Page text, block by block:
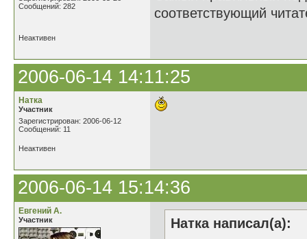
Сообщений: 282
соответствующий
Неактивен
2006-06-14 14:11:25
Натка
Участник
Зарегистрирован: 2006-06-12
Сообщений: 11
Неактивен
2006-06-14 15:14:36
Евгений А.
Участник
Натка написал(а):